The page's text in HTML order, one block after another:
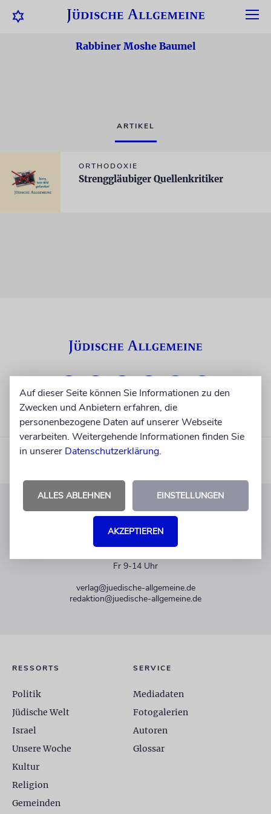
Rabbiner Moshe Baumel
ARTIKEL
ORTHODOXIE
Strenggläubiger Quellenkritiker
KUNDENSERVICE
Fr 9-14 Uhr
verlag@juedische-allgemeine.de
redaktion@juedische-allgemeine.de
RESSORTS
Politik
Jüdische Welt
Israel
Unsere Woche
Kultur
Religion
Gemeinden
SERVICE
Mediadaten
Fotogalerien
Autoren
Glossar
Auf dieser Seite können Sie Informationen zu den
Zwecken und Anbietern erfahren, die
personenbezogene Daten auf unserer Webseite
verarbeiten. Weitergehende Informationen finden Sie
in unserer Datenschutzerklärung.
ALLES ABLEHNEN EINSTELLUNGEN
AKZEPTIEREN